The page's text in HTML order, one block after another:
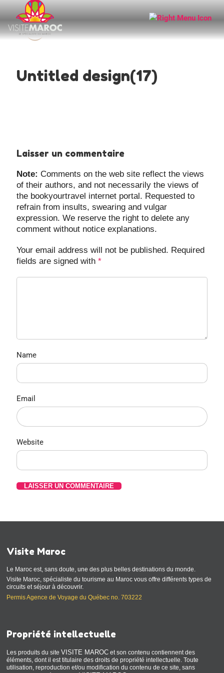
Untitled design(17)
Laisser un commentaire
Note: Comments on the web site reflect the views
of their authors, and not necessarily the views of
the bookyourtravel internet portal. Requested to
refrain from insults, swearing and vulgar
expression. We reserve the right to delete any
comment without notice explanations.
Your email address will not be published. Required
fields are signed with*
Name
Email
Website
Visite Maroc
Le Maroc est, sans doute, une des plus belles destinations du monde.
Visite Maroc, spécialiste du tourisme au Maroc vous offre différents types de
circuits et séjour à découvrir.
Permis Agence de Voyage du Québec no. 703222
Propriété intellectuelle
Les produits du siteVISITE MAROC et son contenu contiennent des
éléments, dont il est titulaire des droits de propriété intellectuelle. Toute
utilisation, reproduction et/ou modification du contenu de ce site, sans